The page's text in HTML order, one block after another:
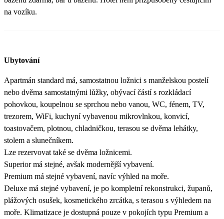
na vozíku.
Ubytování
Apartmán standard má, samostatnou ložnici s manželskou postelí
nebo dvěma samostatnými lůžky, obývací částí s rozkládací
pohovkou, koupelnou se sprchou nebo vanou, WC, fénem, TV,
trezorem, WiFi, kuchyní vybavenou mikrovlnkou, konvicí,
toastovačem, plotnou, chladničkou, terasou se dvěma lehátky,
stolem a slunečníkem.
Lze rezervovat také se dvěma ložnicemi.
Superior má stejné, avšak modernější vybavení.
Premium má stejné vybavení, navíc výhled na moře.
Deluxe má stejné vybavení, je po kompletní rekonstrukci, županů,
plážových osušek, kosmetického zrcátka, s terasou s výhledem na
moře. Klimatizace je dostupná pouze v pokojích typu Premium a